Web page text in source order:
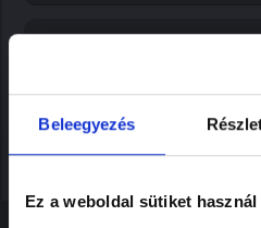
Beleegyezés
Ez a weboldal sütiket használ
A tisztítás kiváltja a
Mennyi időt vesz igénybe a